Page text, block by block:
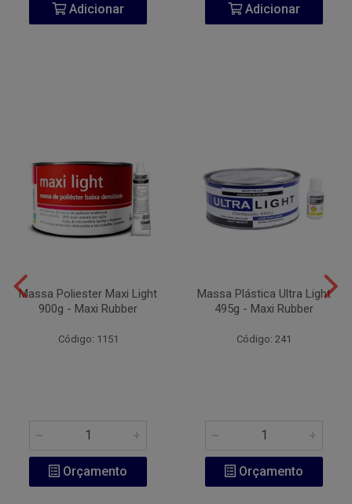
Adicionar Adicionar
Massa Poliester Maxi Light
900g - Maxi Rubber
Código: 1151
Orçamento
Massa Plástica Ultra Light
495g - Maxi Rubber
Código: 241
Orçamento